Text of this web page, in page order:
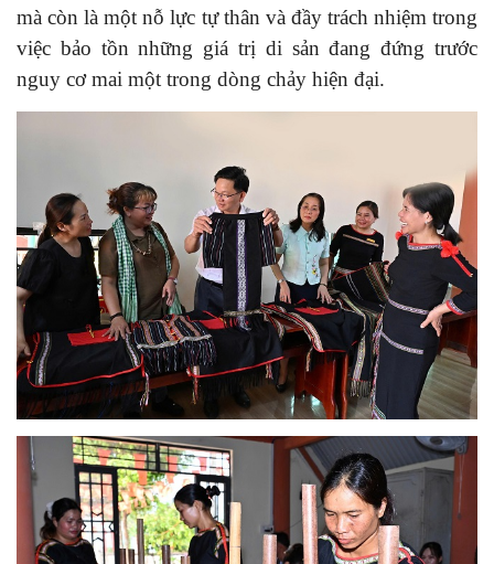
mà còn là một nỗ lực tự thân và đầy trách nhiệm trong
việc bảo tồn những giá trị di sản đang đứng trước
nguy cơ mai một trong dòng chảy hiện đại.